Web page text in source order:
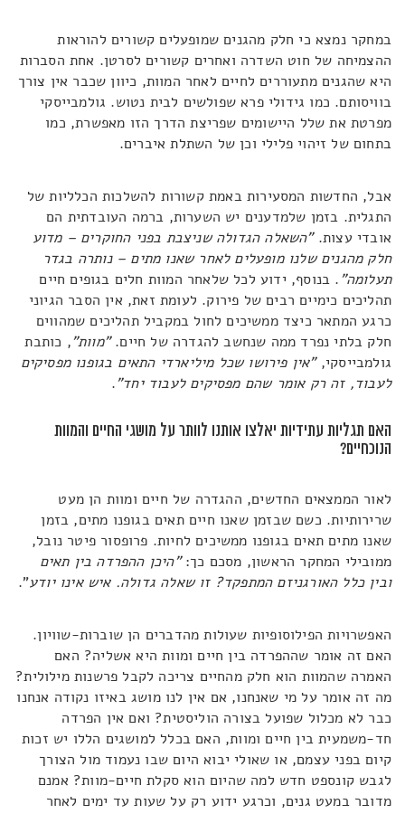
במחקר נמצא כי חלק מהגנים שמופעלים קשורים להוראות
ההצמיחה של חוט השדרה ואחרים קשורים לסרטן. אחת הסברות
היא שהגנים מתעוררים לחיים לאחר המוות, כיוון שכבר אין צורך
בוויסותם. כמו גידולי פרא שפולשים לבית נטוש. גולמבייסקי
מפרטת את שלל היישומים שפריצת הדרך הזו מאפשרת, כמו
בתחום של זיהוי פלילי וכן של השתלת איברים.
אבל, החדשות המסעירות באמת קשורות להשלכות הכלליות של
התגלית. בזמן שלמדענים יש השערות, ברמה העובדתית הם
אובדי עצות."השאלה הגדולה שניצבת בפני החוקרים – מדוע
חלק מהגנים שלנו מופעלים לאחר שאנו מתים – נותרה בגדר
תעלומה". בנוסף, ידוע לכל שלאחר המוות חלים בגופים חיים
תהליכים כימיים רבים של פירוק. לעומת זאת, אין הסבר הגיוני
כרגע המתאר כיצד ממשיכים לחול במקביל תהליכים שמהווים
חלק בלתי נפרד ממה שנחשב להגדרה של חיים."מוות", כותבת
גולמבייסקי, "אין פירושו שכל מיליארדי התאים בגופנו מפסיקים
לעבוד, זה רק אומר שהם מפסיקים לעבוד יחד".
האם תגליות עתידיות יאלצו אותנו לוותר על מושגי החיים והמוות
הנוכחיים?
לאור הממצאים החדשים, ההגדרה של חיים ומוות הן מעט
שרירותיות. כשם שבזמן שאנו חיים תאים בגופנו מתים, בזמן
שאנו מתים תאים בגופנו ממשיכים לחיות. פרופסור פיטר נובל,
ממובילי המחקר הראשון, מסכם כך:"היכן ההפרדה בין תאים
ובין כלל האורגניזם המתפקד? זו שאלה גדולה. איש אינו יודע".
האפשרויות הפילוסופיות שעולות מהדברים הן שוברות-שוויון.
האם זה אומר שההפרדה בין חיים ומוות היא אשליה? האם
האמרה שהמוות הוא חלק מהחיים צריכה לקבל פרשנות מילולית?
מה זה אומר על מי שאנחנו, אם אין לנו מושג באיזו נקודה אנחנו
כבר לא מכלול שפועל בצורה הוליסטית? ואם אין הפרדה
חד-משמעית בין חיים ומוות, האם בכלל למושגים הללו יש זכות
קיום בפני עצמם, או שאולי יבוא היום שבו נעמוד מול הצורך
לגבש קונספט חדש למה שהיום הוא סקלת חיים-מוות? אמנם
מדובר במעט גנים, וכרגע ידוע רק על שעות עד ימים לאחר